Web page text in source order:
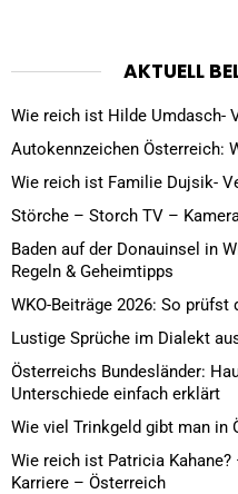
AKTUELL
Wie reich ist Hilde Umdasch-
Autokennzeichen Österreich:
Wie reich ist Familie Dujsik-
Störche – Storch TV –
Baden auf der Donauinsel in
Regeln & Geheimtipps
WKO-Beiträge 2026: So prüfst
Lustige Sprüche im Dialekt
Österreichs Bundesländer:
Unterschiede einfach erklärt
Wie viel Trinkgeld gibt man in
Wie reich ist Patricia Kahane?
Karriere – Österreich